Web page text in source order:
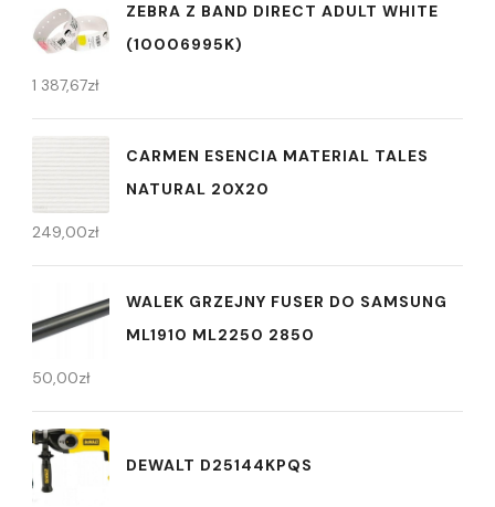
ZEBRA Z BAND DIRECT ADULT WHITE
(10006995K)
1 387,67zł
CARMEN ESENCIA MATERIAL TALES
NATURAL 20X20
249,00zł
WALEK GRZEJNY FUSER DO SAMSUNG
ML1910 ML2250 2850
50,00zł
DEWALT D25144KPQS